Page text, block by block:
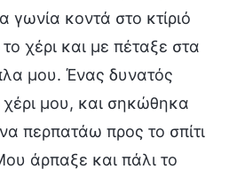
κοντά στο κτίριό
χέρι και με πέταξε στα
μου. Ένας δυνατός
μου, και σηκώθηκα
περπατάω προς το σπίτι
άρπαξε και πάλι το